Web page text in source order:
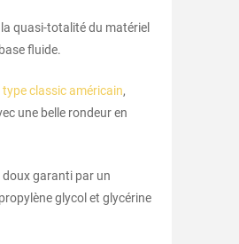
quasi-totalité du matériel
fluide.
type classic américain,
une belle rondeur en
doux garanti par un
glycol et glycérine